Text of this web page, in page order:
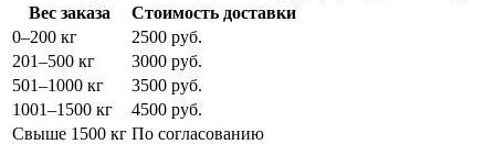
Вес заказа
Стоимость доставки
0–200 кг
2500 руб.
201–500 кг
3000 руб.
501–1000 кг
3500 руб.
1001–1500 кг
4500 руб.
Свыше 1500 кг По согласованию